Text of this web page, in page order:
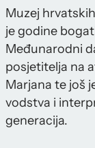
Muzej
je godine
Međunarodni
posjetitelja na
Marjana te još
vodstva i
generacija.